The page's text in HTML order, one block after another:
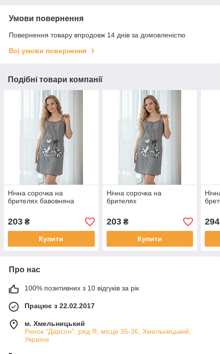
Умови повернення
Повернення товару впродовж 14 днів за домовленістю
Всі умови повернення
Подібні товари компанії
Нічна сорочка на
брителях бавовняна
203 ₴
Купити
Нічна сорочка на
брителях
203₴
Купити
294
Про нас
100% позитивних з 10 відгуків за рік
Працює з 22.02.2017
м. Хмельницький
Ринок "Дарсон", ряд Я, місце 35-36, Хмельницький,
Україна